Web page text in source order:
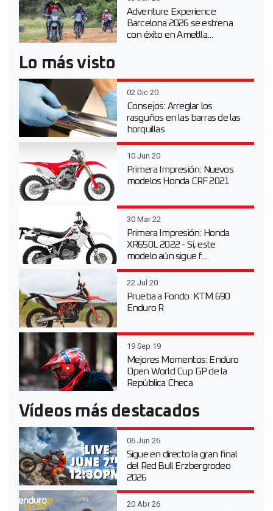
Adventure Experience
Barcelona 2026 se estrena
con éxito en Ametlla...
Lo más visto
02 Dic 20
Consejos: Arreglar los
rasguños en las barras de las
horquillas
10 Jun 20
Primera Impresión: Nuevos
modelos Honda CRF 2021
30 Mar 22
Primera Impresión: Honda
XR650L 2022 - Sí, este
modelo aún sigue f...
22 Jul 20
Prueba a Fondo: KTM 690
Enduro R
19 Sep 19
Mejores Momentos: Enduro
Open World Cup GP de la
República Checa
Vídeos más destacados
06 Jun 26
Sigue en directo la gran final
del Red Bull Erzbergrodeo
2026
20 Abr 26